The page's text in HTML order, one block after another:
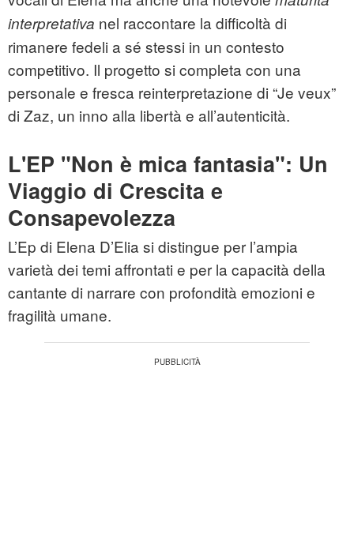
interpretativa nel raccontare la difficoltà di
rimanere fedeli a sé stessi in un contesto
competitivo. Il progetto si completa con una
personale e fresca reinterpretazione di “Je veux”
di Zaz, un inno alla libertà e all’autenticità.
L'EP "Non è mica fantasia": Un
Viaggio di Crescita e
Consapevolezza
L’Ep di Elena D’Elia si distingue per l’ampia
varietà dei temi affrontati e per la capacità della
cantante di narrare con profondità emozioni e
fragilità umane.